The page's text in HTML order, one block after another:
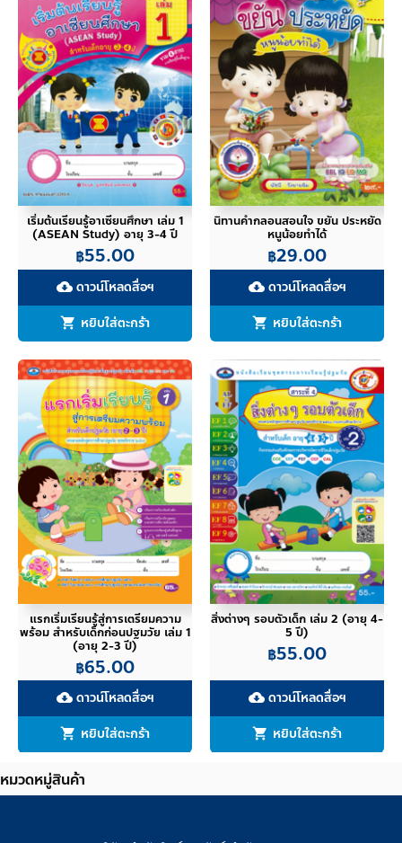
เริ่มต้นเรียนรู้อาเซียนศึกษา เล่ม 1
(ASEAN Study) อายุ 3-4 ปี
฿55.00
cloud_downloadดาวน์โหลดสื่อฯ
หยิบใส่ตะกร้า
นิทานคำกลอนสอนใจ ขยัน ประหยัด
หนูน้อยทำได้
฿29.00
cloud_downloadดาวน์โหลดสื่อฯ
หยิบใส่ตะกร้า
แรกเริ่มเรียนรู้สู่การเตรียมความ
พร้อม สำหรับเด็กก่อนปฐมวัย เล่ม 1
(อายุ 2-3 ปี)
฿65.00
cloud_downloadดาวน์โหลดสื่อฯ
หยิบใส่ตะกร้า
สิ่งต่างๆ รอบตัวเด็ก เล่ม 2 (อายุ 4-
5 ปี)
฿55.00
cloud_downloadดาวน์โหลดสื่อฯ
หยิบใส่ตะกร้า
หมวดหมู่สินค้า